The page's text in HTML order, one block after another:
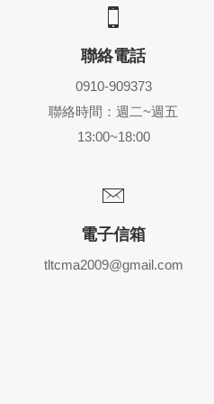
聯絡電話
0910-909373
聯絡時間：週二~週五
13:00~18:00
電子信箱
tltcma2009@gmail.com